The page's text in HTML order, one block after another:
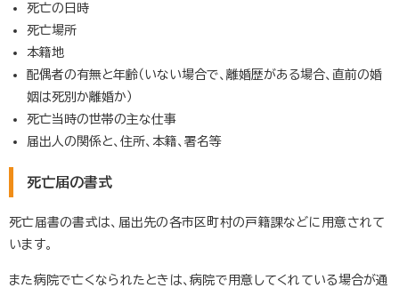
死亡の日時
死亡場所
本籍地
配偶者の有無と年齢（いない場合で、離婚歴がある場合、直前の婚
姻は死別か離婚か）
死亡当時の世帯の主な仕事
届出人の関係と、住所、本籍、署名等
死亡届の書式
死亡届書の書式は、届出先の各市区町村の戸籍課などに用意されて
います。
また病院で亡くなられたときは、病院で用意してくれている場合が通